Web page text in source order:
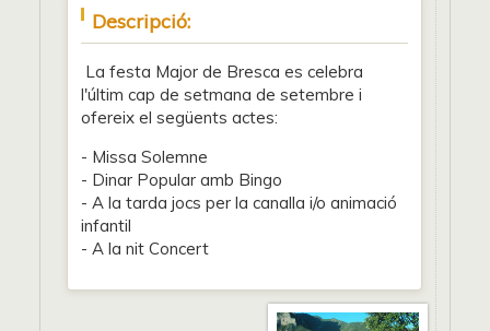
Descripció:
La festa Major de Bresca es celebra
l'últim cap de setmana de setembre i
ofereix el següents actes:
- Missa Solemne
- Dinar Popular amb Bingo
- A la tarda jocs per la canalla i/o animació
infantil
- A la nit Concert